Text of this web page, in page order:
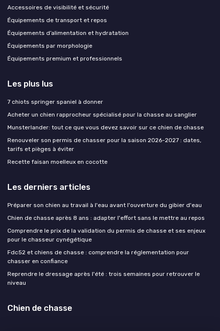
Accessoires de visibilité et sécurité
Équipements de transport et repos
Équipements d’alimentation et hydratation
Équipements par morphologie
Équipements premium et professionnels
Les plus lus
7 chiots springer spaniel à donner
Acheter un chien rapprocheur spécialisé pour la chasse au sanglier
Munsterlander: tout ce que vous devez savoir sur ce chien de chasse
Renouveler son permis de chasser pour la saison 2026-2027 : dates,
tarifs et pièges à éviter
Recette faisan moelleux en cocotte
Les derniers articles
Préparer son chien au travail à l'eau avant l'ouverture du gibier d'eau
Chien de chasse après 8 ans : adapter l'effort sans le mettre au repos
Comprendre le prix de la validation du permis de chasse et ses enjeux
pour le chasseur cynégétique
Fdc52 et chiens de chasse : comprendre la réglementation pour
chasser en confiance
Reprendre le dressage après l'été : trois semaines pour retrouver le
niveau
Chien de chasse